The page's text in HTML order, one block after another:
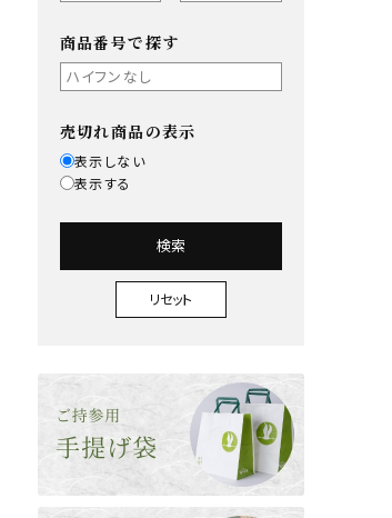
商品番号で探す
売切れ商品の表示
表示しない
表示する
検索
リセット